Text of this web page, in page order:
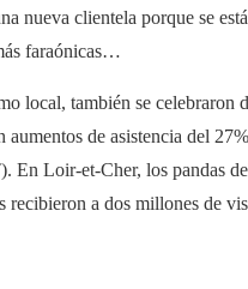
nueva clientela porque se
faraónicas…
local, también se celebraron
de asistencia del
En Loir-et-Cher, los pandas
recibieron a dos millones de